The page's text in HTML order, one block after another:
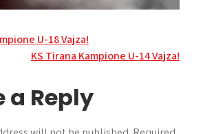
U-18 Vajza!
KS Tirana Kampione U-14 Vajza!
a Reply